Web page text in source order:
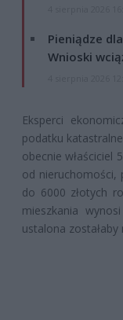
Pieniądze
Wnioski
Eksperci
podatku
obecnie właściciel
od nieruchomości,
do 6000 złotych
mieszkania
ustalona